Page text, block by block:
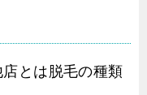
とは脱毛の種類